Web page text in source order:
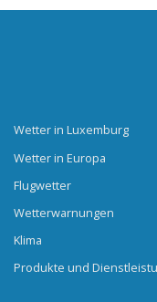
Wetter in Luxemburg
Wetter in Europa
Flugwetter
Wetterwarnungen
Klima
Produkte und